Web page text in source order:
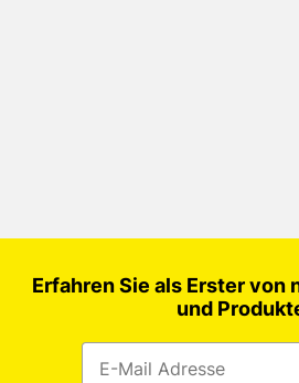
Erfahren Sie als Erster von
und